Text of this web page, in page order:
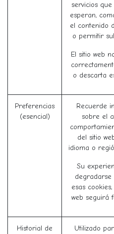
servicios
esperan,
el contenido
o permitir
El sitio web
o descarta
Preferencias
(esencial)
Recuerde
sobre el
del sitio
idioma o
Su
degradarse
esas
web seguirá
Historial de
Utilizado